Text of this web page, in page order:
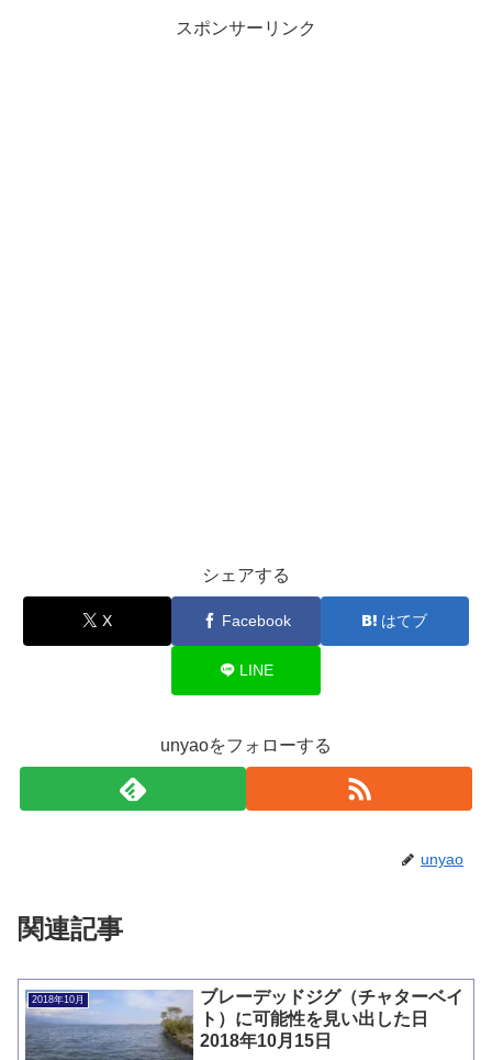
スポンサーリンク
シェアする
X Facebook はてブ
LINE
unyaoをフォローする
unyao
関連記事
2018年10月
ブレーデッドジグ（チャターベイ
ト）に可能性を見い出した日
2018年10月15日